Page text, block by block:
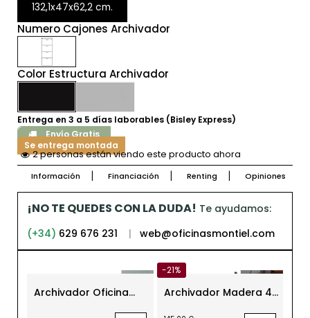
132,1x47x62,2 cm.
Numero Cajones Archivador
Color Estructura Archivador
Entrega en 3 a 5 días laborables (Bisley Express)
Envío Gratis
Se entrega montada
2 personas están viendo este producto ahora
Información Financiación Renting Opiniones
¡NO TE QUEDES CON LA DUDA! Te ayudamos:
(+34) 629 676 231 | web@oficinasmontiel.com
Archivador Oficina
Folio BS de Bisley
-21%
Archivador Madera 4